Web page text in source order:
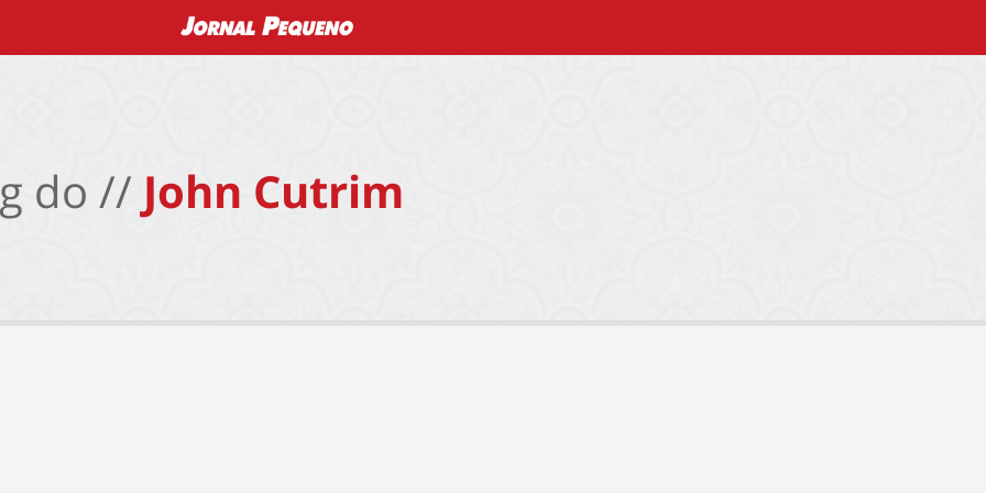
do // John Cutrim